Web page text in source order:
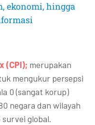
ekonomi, hingga
(CPI); merupakan
mengukur persepsi
0 (sangat korup)
negara dan wilayah
global.